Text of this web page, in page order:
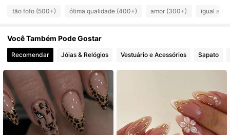
4,81 133K Seguidores
tão fofo (500+) ótima qualidade (400+) amor (300+) igual a
Você Também Pode Gostar
Recomendar Jóias & Relógios Vestuário e Acessórios Sapato